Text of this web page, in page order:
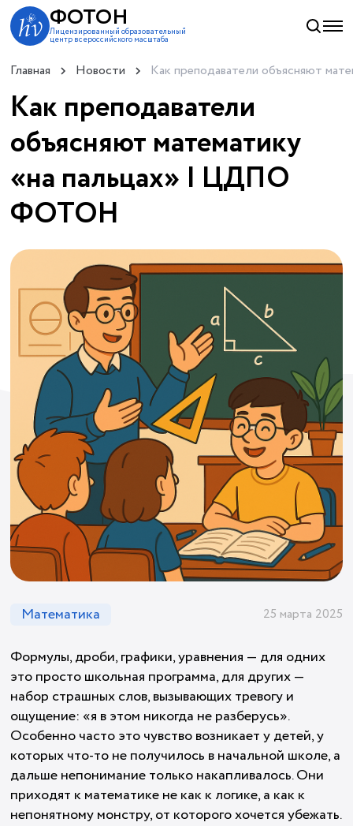
ФОТОН
Лицензированный образовательный
центр всероссийского масштаба
Главная Новости Как преподаватели объясняют
Как преподаватели
объясняют математику
«на пальцах» | ЦДПО
ФОТОН
Математика 25 марта 2025
Формулы, дроби, графики, уравнения — для одних
это просто школьная программа, для других —
набор страшных слов, вызывающих тревогу и
ощущение: «я в этом никогда не разберусь».
Особенно часто это чувство возникает у детей, у
которых что-то не получилось в начальной школе, а
дальше непонимание только накапливалось. Они
приходят к математике не как к логике, а как к
непонятному монстру, от которого хочется убежать.